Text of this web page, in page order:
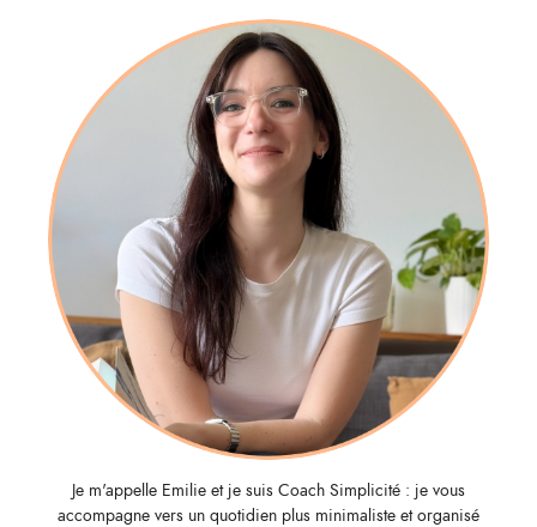
Je m'appelle Emilie et je suis Coach Simplicité : je vous
accompagne vers un quotidien plus minimaliste et organisé